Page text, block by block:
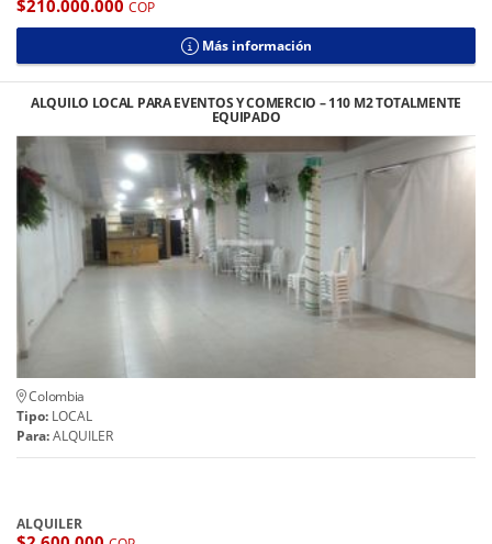
$210.000.000 COP
Más información
ALQUILO LOCAL PARA EVENTOS Y COMERCIO – 110 M2 TOTALMENTE
EQUIPADO
Colombia
Tipo: LOCAL
Para:ALQUILER
ALQUILER